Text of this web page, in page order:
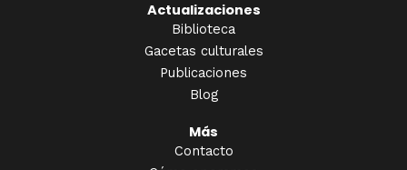
Actualizaciones
Biblioteca
Gacetas culturales
Publicaciones
Blog
Más
Contacto